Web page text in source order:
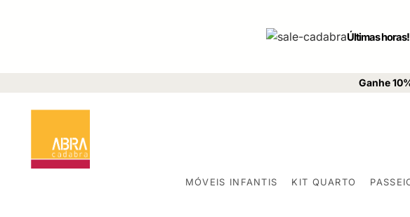
Últimas horas!
Ganhe
MÓVEIS INFANTIS KIT QUARTO